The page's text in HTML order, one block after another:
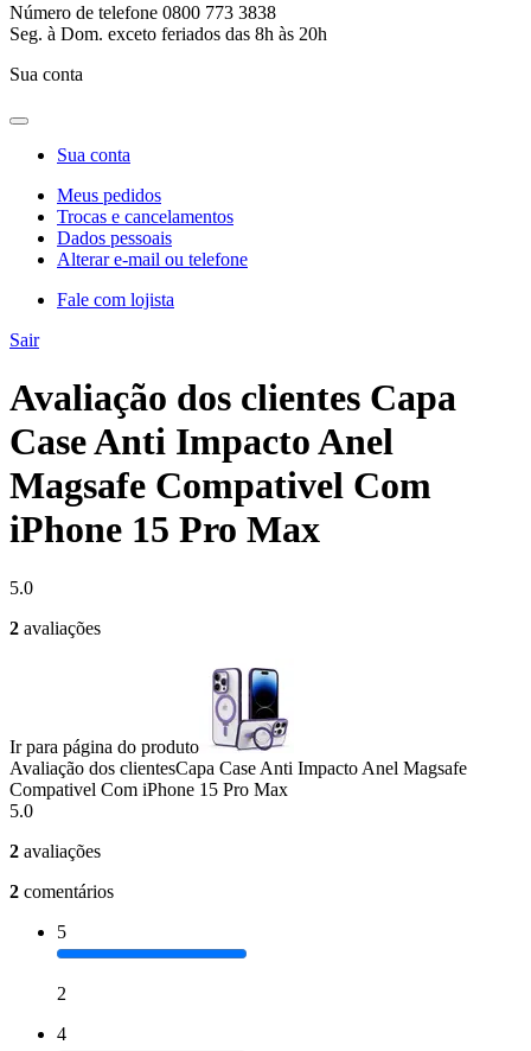
Número de telefone 0800 773 3838
Seg. à Dom. exceto feriados das 8h às 20h
Sua conta
Sua conta
Meus pedidos
Trocas e cancelamentos
Dados pessoais
Alterar e-mail ou telefone
Fale com lojista
Sair
Avaliação dos clientes Capa
Case Anti Impacto Anel
Magsafe Compativel Com
iPhone 15 Pro Max
5.0
2 avaliações
Ir para página do produto
Avaliação dos clientesCapa Case Anti Impacto Anel Magsafe
Compativel Com iPhone 15 Pro Max
5.0
2 avaliações
2 comentários
5
2
4